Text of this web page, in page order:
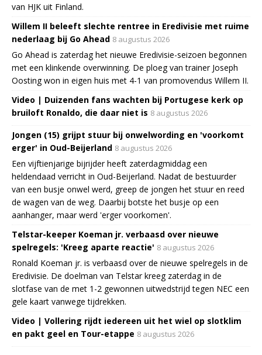
van HJK uit Finland.
Willem II beleeft slechte rentree in Eredivisie met ruime
nederlaag bij Go Ahead 8 augustus 2026
Go Ahead is zaterdag het nieuwe Eredivisie-seizoen begonnen
met een klinkende overwinning. De ploeg van trainer Joseph
Oosting won in eigen huis met 4-1 van promovendus Willem II.
Video | Duizenden fans wachten bij Portugese kerk op
bruiloft Ronaldo, die daar niet is 8 augustus 2026
Jongen (15) grijpt stuur bij onwelwording en 'voorkomt
erger' in Oud-Beijerland 8 augustus 2026
Een vijftienjarige bijrijder heeft zaterdagmiddag een
heldendaad verricht in Oud-Beijerland. Nadat de bestuurder
van een busje onwel werd, greep de jongen het stuur en reed
de wagen van de weg. Daarbij botste het busje op een
aanhanger, maar werd 'erger voorkomen'.
Telstar-keeper Koeman jr. verbaasd over nieuwe
spelregels: 'Kreeg aparte reactie' 8 augustus 2026
Ronald Koeman jr. is verbaasd over de nieuwe spelregels in de
Eredivisie. De doelman van Telstar kreeg zaterdag in de
slotfase van de met 1-2 gewonnen uitwedstrijd tegen NEC een
gele kaart vanwege tijdrekken.
Video | Vollering rijdt iedereen uit het wiel op slotklim
en pakt geel en Tour-etappe 8 augustus 2026